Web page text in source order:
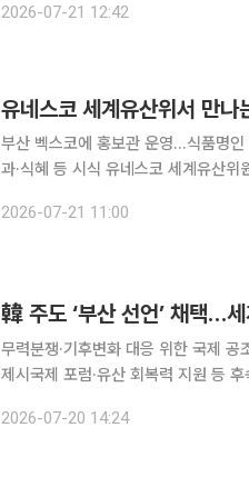
"검토만 반복하지 말고 이제는 답을
2026-07-21 12:42
유네스코 세계유산위서 만
부산 벡스코에 홍보관 운영…식품명인
과·식혜 등 시식 유네스코 세계유산위원회가 열리는 부산에서 김장과 장 담그기 문화부터 할랄·비건
까지 부산 벡스코에서 열리는 제48차
2026-07-21 11:00
무력분쟁·기후변화 대응 위한 국제 공
제시국제 포럼·유산 회복력 지원 등 후속사업 12건 추진 제48차
산 선언’)’을 채택했다. 선언에는 세계
2026-07-20 14:24